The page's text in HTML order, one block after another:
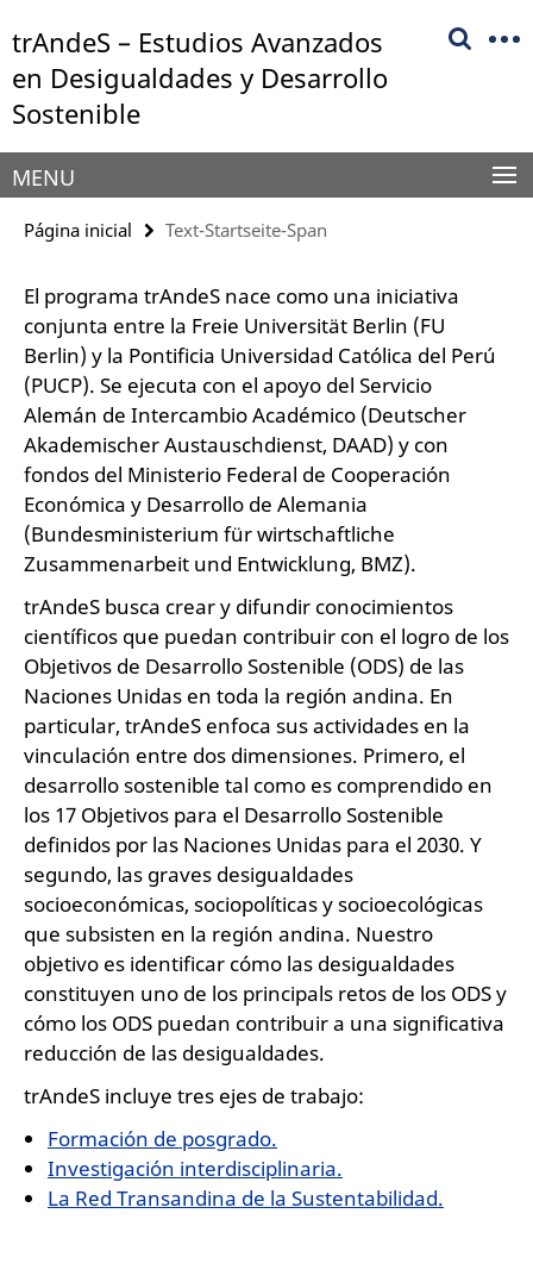
direkt
zu
Inhalt
trAndeS – Estudios Avanzados
en Desigualdades y Desarrollo
Sostenible
Herramientas
de
navegación
MENU
Página inicial Text-Startseite-Span
El programa trAndeS nace como una iniciativa
conjunta entre la Freie Universität Berlin (FU
Berlin) y la Pontificia Universidad Católica del Perú
(PUCP). Se ejecuta con el apoyo del Servicio
Alemán de Intercambio Académico (Deutscher
Akademischer Austauschdienst, DAAD) y con
fondos del Ministerio Federal de Cooperación
Económica y Desarrollo de Alemania
(Bundesministerium für wirtschaftliche
Zusammenarbeit und Entwicklung, BMZ).
trAndeS busca crear y difundir conocimientos
científicos que puedan contribuir con el logro de los
Objetivos de Desarrollo Sostenible (ODS) de las
Naciones Unidas en toda la región andina. En
particular, trAndeS enfoca sus actividades en la
vinculación entre dos dimensiones. Primero, el
desarrollo sostenible tal como es comprendido en
los 17 Objetivos para el Desarrollo Sostenible
definidos por las Naciones Unidas para el 2030. Y
segundo, las graves desigualdades
socioeconómicas, sociopolíticas y socioecológicas
que subsisten en la región andina. Nuestro
objetivo es identificar cómo las desigualdades
constituyen uno de los principals retos de los ODS y
cómo los ODS puedan contribuir a una significativa
reducción de las desigualdades.
trAndeS incluye tres ejes de trabajo:
Formación de posgrado.
Investigación interdisciplinaria.
La Red Transandina de la Sustentabilidad.